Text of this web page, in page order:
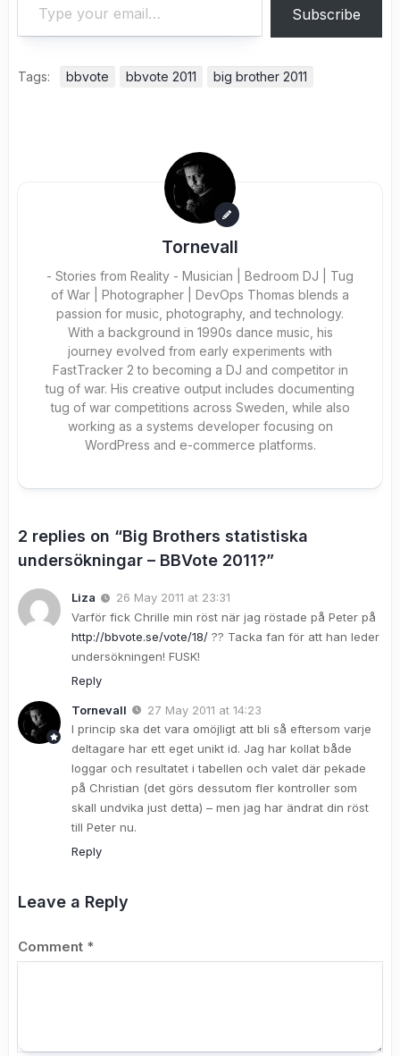
Subscribe
Tags: bbvote bbvote 2011 big brother 2011
Tornevall
- Stories from Reality - Musician | Bedroom DJ | Tug
of War | Photographer | DevOps Thomas blends a
passion for music, photography, and technology.
With a background in 1990s dance music, his
journey evolved from early experiments with
FastTracker 2 to becoming a DJ and competitor in
tug of war. His creative output includes documenting
tug of war competitions across Sweden, while also
working as a systems developer focusing on
WordPress and e-commerce platforms.
2 replies on “Big Brothers statistiska
undersökningar – BBVote 2011?”
Liza
26 May 2011 at 23:31
Varför fick Chrille min röst när jag röstade på Peter på
http://bbvote.se/vote/18/ ?? Tacka fan för att han leder
undersökningen! FUSK!
Reply
Tornevall
27 May 2011 at 14:23
I princip ska det vara omöjligt att bli så eftersom varje
deltagare har ett eget unikt id. Jag har kollat både
loggar och resultatet i tabellen och valet där pekade
på Christian (det görs dessutom fler kontroller som
skall undvika just detta) – men jag har ändrat din röst
till Peter nu.
Reply
Leave a Reply
Comment *